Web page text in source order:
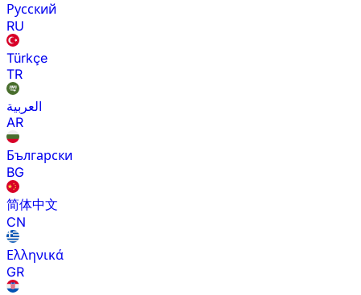
Русский
RU
Türkçe
TR
العربية
AR
Български
BG
简体中文
CN
Ελληνικά
GR